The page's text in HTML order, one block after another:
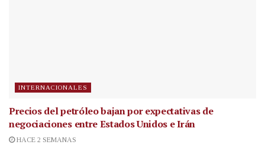
INTERNACIONALES
Precios del petróleo bajan por expectativas de
negociaciones entre Estados Unidos e Irán
HACE 2 SEMANAS